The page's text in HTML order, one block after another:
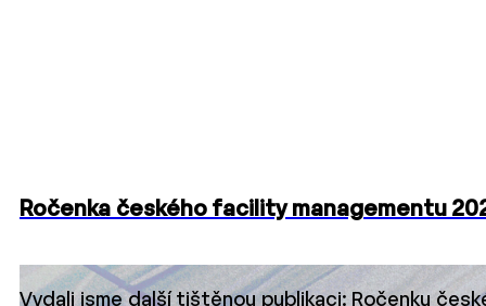
Ročenka českého facility managementu
Vydali jsme další tištěnou publikaci: Ročenku